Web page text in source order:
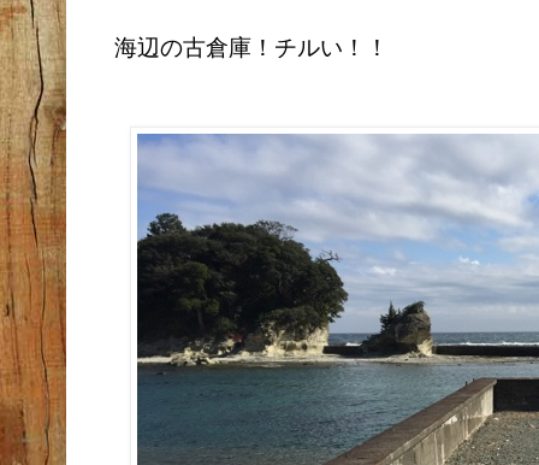
海辺の古倉庫！ チルい！！